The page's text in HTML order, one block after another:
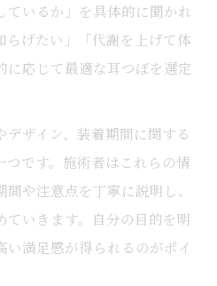
ているか」を具体的に聞かれ
らげたい」「代謝を上げて体
に応じて最適な耳つぼを選定
ザイン、装着期間に関する
です。施術者はこれらの情
や注意点を丁寧に説明し、
いきます。自分の目的を明
満足感が得られるのがポイ